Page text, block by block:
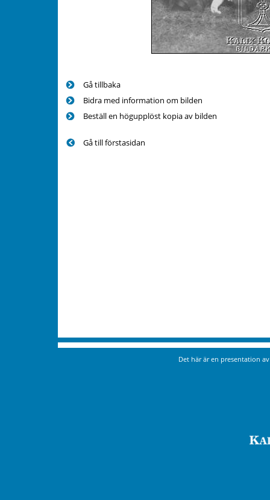
Gå tillbaka
Bidra med information om bilden
Beställ en högupplöst kopia av bilden
Gå till förstasidan
Det här är en presentation